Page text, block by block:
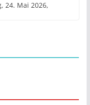
24. Mai 2026,